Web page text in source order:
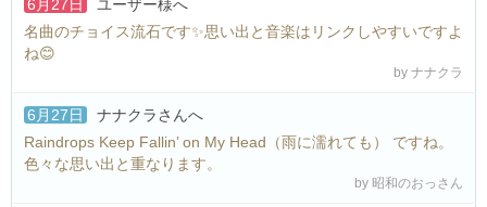
6月27日 ユーザー様へ
名曲のチョイス流石です✨思い出と音楽はリンクしやすいですよ
ね😊
by ナナクラ
6月27日 ナナクラさんへ
Raindrops Keep Fallin’ on My Head（雨に濡れても） ですね。
色々な思い出と重なります。
by 昭和のおっさん